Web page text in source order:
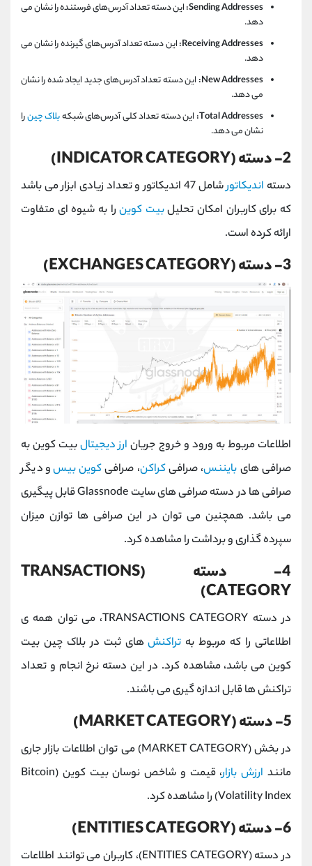
Sending Addresses: این دسته تعداد آدرس‌های فرستنده را نشان می
دهد.
Receiving Addresses: این دسته تعداد آدرس‌های گیرنده را نشان می
دهد.
New Addresses: این دسته تعداد آدرس‌های جدید ایجاد ‌شده را نشان
می دهد.
Total Addresses: این دسته تعداد کلی آدرس‌های شبکهبلاک چینرا
نشان می دهد.
2- دسته (INDICATOR CATEGORY)
دسته اندیکاتور
شامل 47 اندیکاتور و تعداد زیادی ابزار می باشد
که برای کاربران امکان تحلیلبیت کوینرا به شیوه ای متفاوت
ارائه کرده است.
3- دسته (EXCHANGES CATEGORY)
اطلاعات مربوط به ورود و خروج جریان ارز دیجیتالبیت کوین به
صرافی های بایننس، صرافیکراکن، صرافیکوین بیسو دیگر
صرافی ها در دسته صرافی های سایت Glassnode قابل پیگیری
می باشد. همچنین می توان در این صرافی ها توازن میزان
سپرده گذاری و برداشت را مشاهده کرد.
4- دسته (TRANSACTIONS
CATEGORY)
در دسته TRANSACTIONS CATEGORY، می توان همه ی
اطلاعاتی را که مربوط به تراکنشهای ثبت در بلاک چین بیت
کوین می باشد، مشاهده کرد. در این دسته نرخ انجام و تعداد
تراکنش ها قابل اندازه گیری می باشند.
5- دسته (MARKET CATEGORY)
در بخش (MARKET CATEGORY) می توان اطلاعات بازار جاری
مانند ارزش بازار
، قیمت و شاخص نوسان بیت کوین (Bitcoin
Volatility Index) را مشاهده کرد.
6- دسته (ENTITIES CATEGORY)
در دسته (ENTITIES CATEGORY)، کاربران می توانند اطلاعات